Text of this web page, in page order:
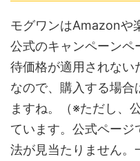
モグワンはAmazonや
公式のキャンペーンペ
待価格が適用されない
なので、購入する場合
ますね。（※ただし、
ています。公式ペー
法が見当たりません。